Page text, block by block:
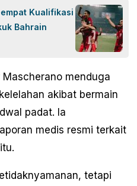
Kualifikasi
Bahrain
menduga
akibat bermain
padat. Ia
medis resmi terkait
tetapi